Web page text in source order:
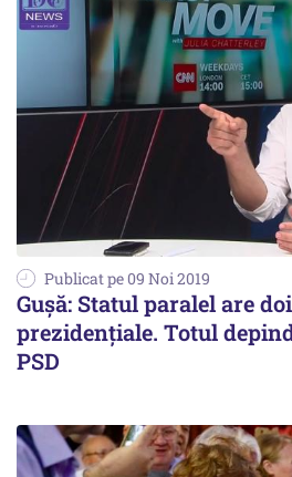
Publicat pe 09 Noi 2019
Gușă: Statul paralel are
prezidențiale. Totul
PSD